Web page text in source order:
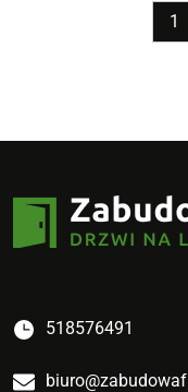
1
518576491